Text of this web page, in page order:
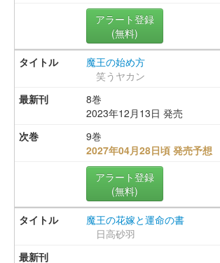
アラート登録
(無料)
魔王の始め方
笑うヤカン
8巻
2023年12月13日 発売
9巻
2027年04月28日頃 発売予想
アラート登録
(無料)
魔王の花嫁と運命の書
日高砂羽